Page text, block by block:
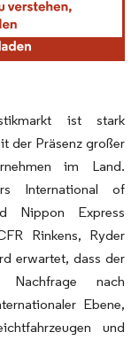
ist stark
der Präsenz großer
im Land.
International of
Nippon Express
Rinkens, Ryder
erwartet, dass der
nach
Ebene,
und